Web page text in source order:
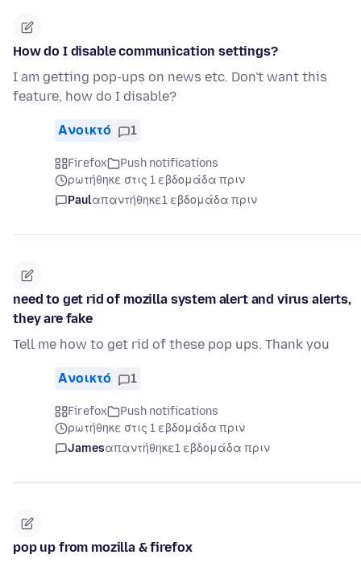
How do I disable communication settings?
I am getting pop-ups on news etc. Don't want this
feature, how do I disable?
Ανοικτό 1
Firefox
Push notifications
ρωτήθηκε στις 1 εβδομάδα πριν
Paulαπαντήθηκε1 εβδομάδα πριν
need to get rid of mozilla system alert and virus alerts,
they are fake
Tell me how to get rid of these pop ups. Thank you
Ανοικτό 1
Firefox
Push notifications
ρωτήθηκε στις 1 εβδομάδα πριν
Jamesαπαντήθηκε1 εβδομάδα πριν
pop up from mozilla & firefox